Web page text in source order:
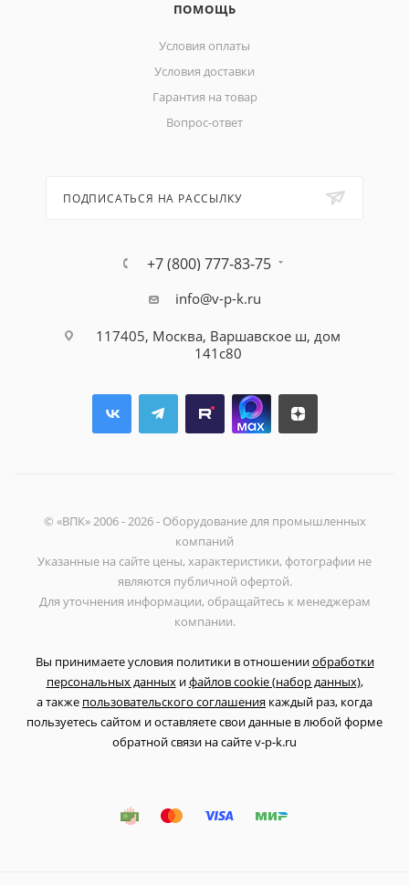
ПОМОЩЬ
Условия оплаты
Условия доставки
Гарантия на товар
Вопрос-ответ
ПОДПИСАТЬСЯ НА РАССЫЛКУ
+7 (800) 777-83-75
info@v-p-k.ru
117405, Москва, Варшавское ш, дом
141с80
© «ВПК» 2006 - 2026 - Оборудование для промышленных
компаний
Указанные на сайте цены, характеристики, фотографии не
являются публичной офертой.
Для уточнения информации, обращайтесь к менеджерам
компании.
Вы принимаете условия политики в отношенииобработки
персональных данныхифайлов cookie (набор данных),
а также пользовательского соглашения каждый раз, когда
пользуетесь сайтом и оставляете свои данные в любой форме
обратной связи на сайте v-p-k.ru